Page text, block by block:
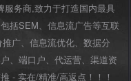
服务商,致力于打造国内最具
括SEM、信息流广告等互联
广、信息流优化、数据分
、 端口户、 代运营、渠道资
- 实在/精准/高返点！！！